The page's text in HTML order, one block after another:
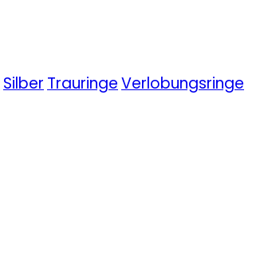
Silber TrauringeVerlobungsringe